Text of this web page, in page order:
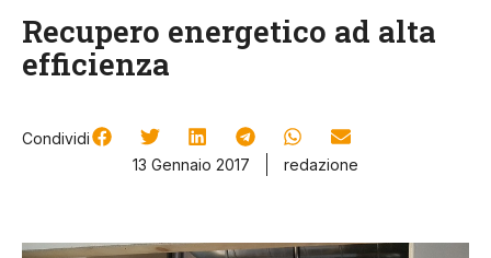
Recupero energetico ad alta
efficienza
Condividi
13 Gennaio 2017
redazione